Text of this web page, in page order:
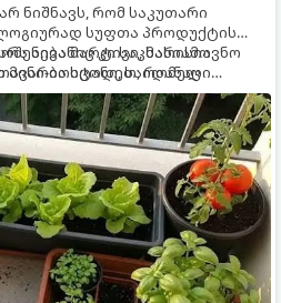
ნიშნავს, რომ საკუთარი
სუფთა პროდუქტის
აივანიც კი საკმარისია
ბოსტანი, საიდანაც
მწვანილსა და
მარტივი, სასიამოვნო
იცოდეთ, რომელი
პირობებს ყველაზე კარგად
სწორად.